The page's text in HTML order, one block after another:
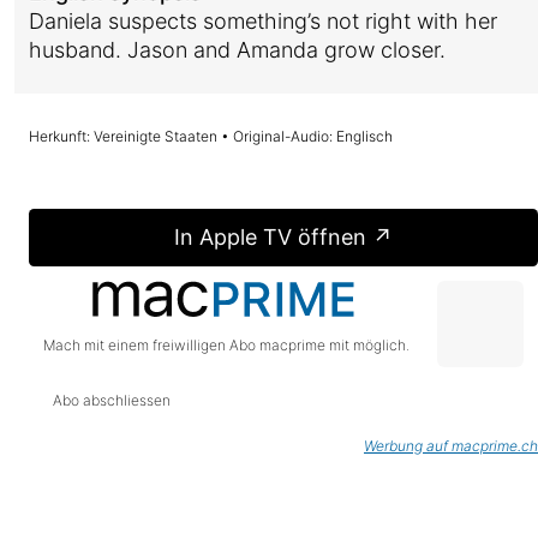
Daniela suspects something’s not right with her
husband. Jason and Amanda grow closer.
Herkunft: Vereinigte Staaten • Original-Audio: Englisch
In Apple TV öffnen ↗
Mach mit einem freiwilligen Abo macprime mit möglich.
Abo abschliessen
Werbung auf macprime.ch